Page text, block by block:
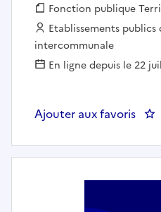
Fonction publique :
Fonction publique
Employeur :
Etablissements
intercommunale
En ligne depuis le 22
Ajouter aux favoris :